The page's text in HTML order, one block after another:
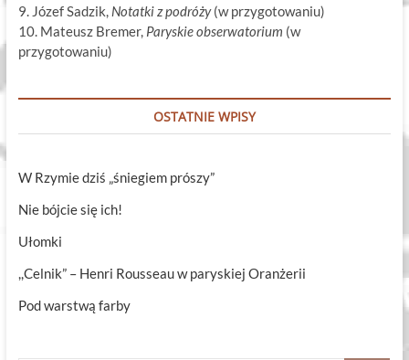
9. Józef Sadzik, Notatki z podróży(w przygotowaniu)
10. Mateusz Bremer, Paryskie obserwatorium (w
przygotowaniu)
OSTATNIE WPISY
W Rzymie dziś „śniegiem prószy”
Nie bójcie się ich!
Ułomki
,,Celnik” – Henri Rousseau w paryskiej Oranżerii
Pod warstwą farby